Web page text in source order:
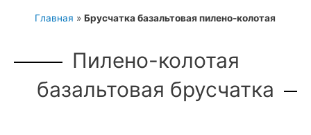
Главная » Брусчатка базальтовая пилено-колотая
Пилено-колотая
базальтовая брусчатка